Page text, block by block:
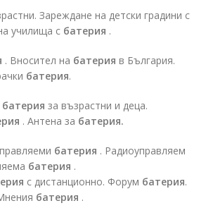
Зареждане на детски градини с
училища с батерия .
. Вносител на батерия в България.
батерия.
батерия за възрастни и деца.
. Антена за батерия.
батерия . Радиоуправляем
батерия .
с дистанционно. Форум батерия.
батерия .